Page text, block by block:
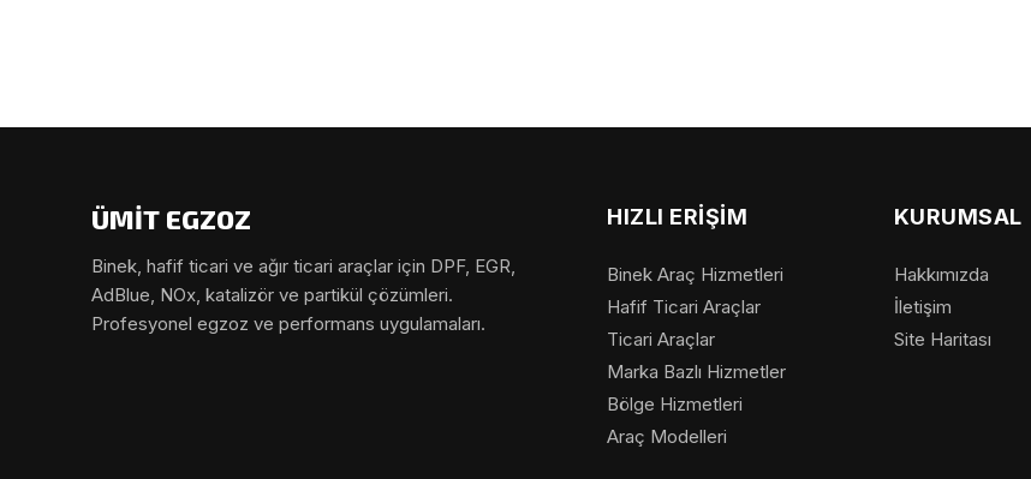
ÜMİT EGZOZ
Binek, hafif ticari ve ağır ticari araçlar için DPF, EGR,
AdBlue, NOx, katalizör ve partikül çözümleri.
Profesyonel egzoz ve performans uygulamaları.
HIZLI ERIŞIM
Binek Araç Hizmetleri
Hafif Ticari Araçlar
Ticari Araçlar
Marka Bazlı Hizmetler
Bölge Hizmetleri
Araç Modelleri
KURUMSAL
Hakkımızda
İletişim
Site Haritası